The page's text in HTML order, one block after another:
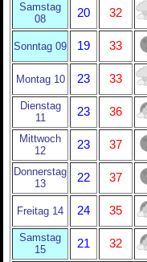
Samstag
08
20 32
Sonntag 09 19 33
Montag 10 23 33
Dienstag
11
23 36
Mittwoch
12
23 37
Donnerstag
13
22 37
Freitag 14 24 35
Samstag
15
21
32